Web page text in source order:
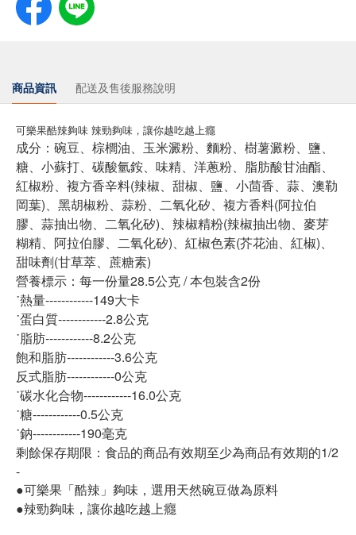
商品資訊 配送及售後服務說明
可樂果酷辣夠味 辣勁夠味，讓你越吃越上癮
成分：碗豆、棕櫚油、玉米澱粉、麵粉、樹薯澱粉、鹽、
糖、小蘇打、碳酸氫銨、味精、洋蔥粉、脂肪酸甘油酯、
紅椒粉、複方香辛料(辣椒、甜椒、鹽、小茴香、蒜、澳勒
岡葉)、黑胡椒粉、蒜粉、二氧化矽、複方香料(阿拉伯
膠、蒜抽出物、二氧化矽)、辣椒精粉(辣椒抽出物、麥芽
糊精、阿拉伯膠、二氧化矽)、紅椒色素(芥花油、紅椒)、
甜味劑(甘草萃、蔗糖素)
營養標示：每一份量28.5公克 / 本包裝含2份
˙熱量------------149大卡
˙蛋白質------------2.8公克
˙脂肪------------8.2公克
飽和脂肪------------3.6公克
反式脂肪------------0公克
˙碳水化合物------------16.0公克
˙糖------------0.5公克
˙鈉------------190毫克
剩餘保存期限：食品的商品有效期至少為商品有效期的1/2
-
●可樂果「酷辣」夠味，選用天然碗豆做為原料
●辣勁夠味，讓你越吃越上癮